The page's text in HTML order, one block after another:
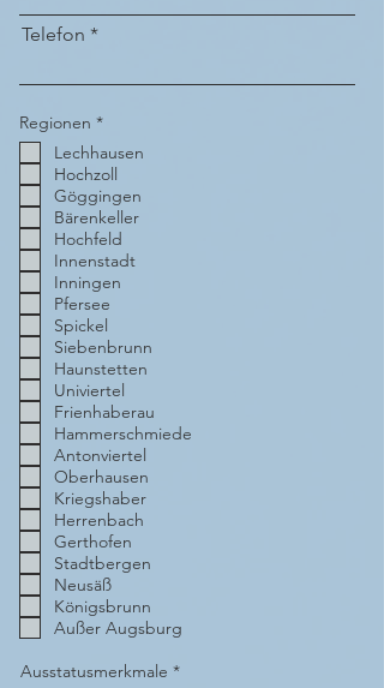
Telefon
Regionen *P
l
i
c
h
t
f
e
l
d
Lechhausen
Hochzoll
Göggingen
Bärenkeller
Hochfeld
Innenstadt
Inningen
Pfersee
Spickel
Siebenbrunn
Haunstetten
Univiertel
Frienhaberau
Hammerschmiede
Antonviertel
Oberhausen
Kriegshaber
Herrenbach
Gerthofen
Stadtbergen
Neusäß
Königsbrunn
Außer Augsburg
Ausstatusmerkmale *P